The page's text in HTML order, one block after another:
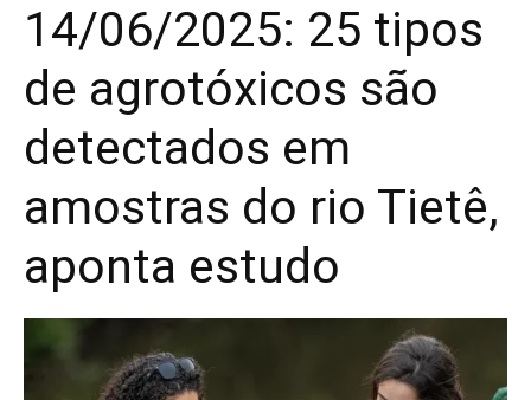
14/06/2025: 25 tipos
de agrotóxicos são
detectados em
amostras do rio Tietê,
aponta estudo